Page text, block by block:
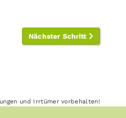
Nächster Schritt
und Irrtümer vorbehalten!